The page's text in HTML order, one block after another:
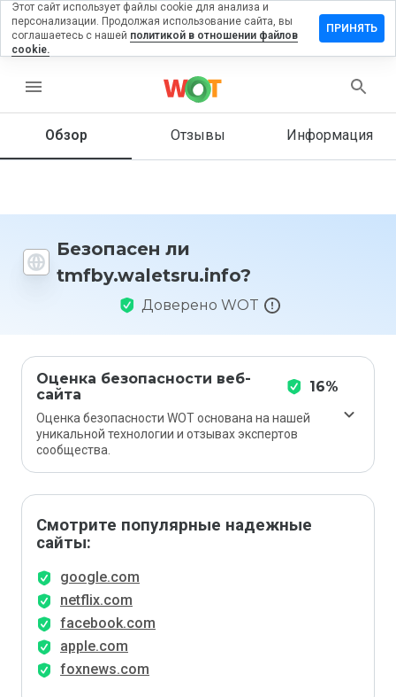
menu
Обзор Отзывы Информация
Безопасен ли
tmfby.waletsru.info?
Доверено WOT
Оценка безопасности веб-
сайта
16%
Оценка безопасности WOT основана на нашей
уникальной технологии и отзывах экспертов
сообщества.
Смотрите популярные надежные
сайты:
google.com
netflix.com
facebook.com
apple.com
foxnews.com
отзыв
Как бы
этот
1 до 5?
Этот сайт использует файлы cookie для анализа и
персонализации. Продолжая использование сайта, вы
соглашаетесь с нашей политикой в отношении файлов
cookie.
ПРИНЯТЬ